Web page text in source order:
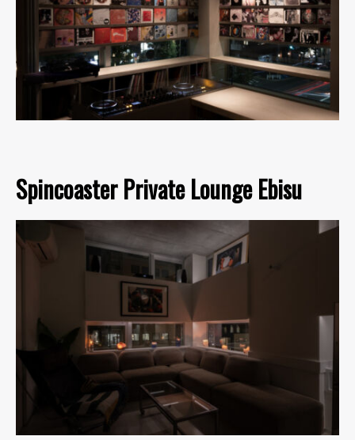
Spincoaster Private Lounge Ebisu